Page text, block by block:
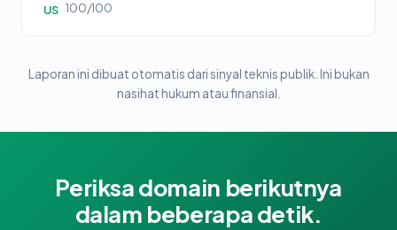
US 100/100
Laporan ini dibuat otomatis dari sinyal teknis publik. Ini bukan
nasihat hukum atau finansial.
Periksa domain berikutnya
dalam beberapa detik.